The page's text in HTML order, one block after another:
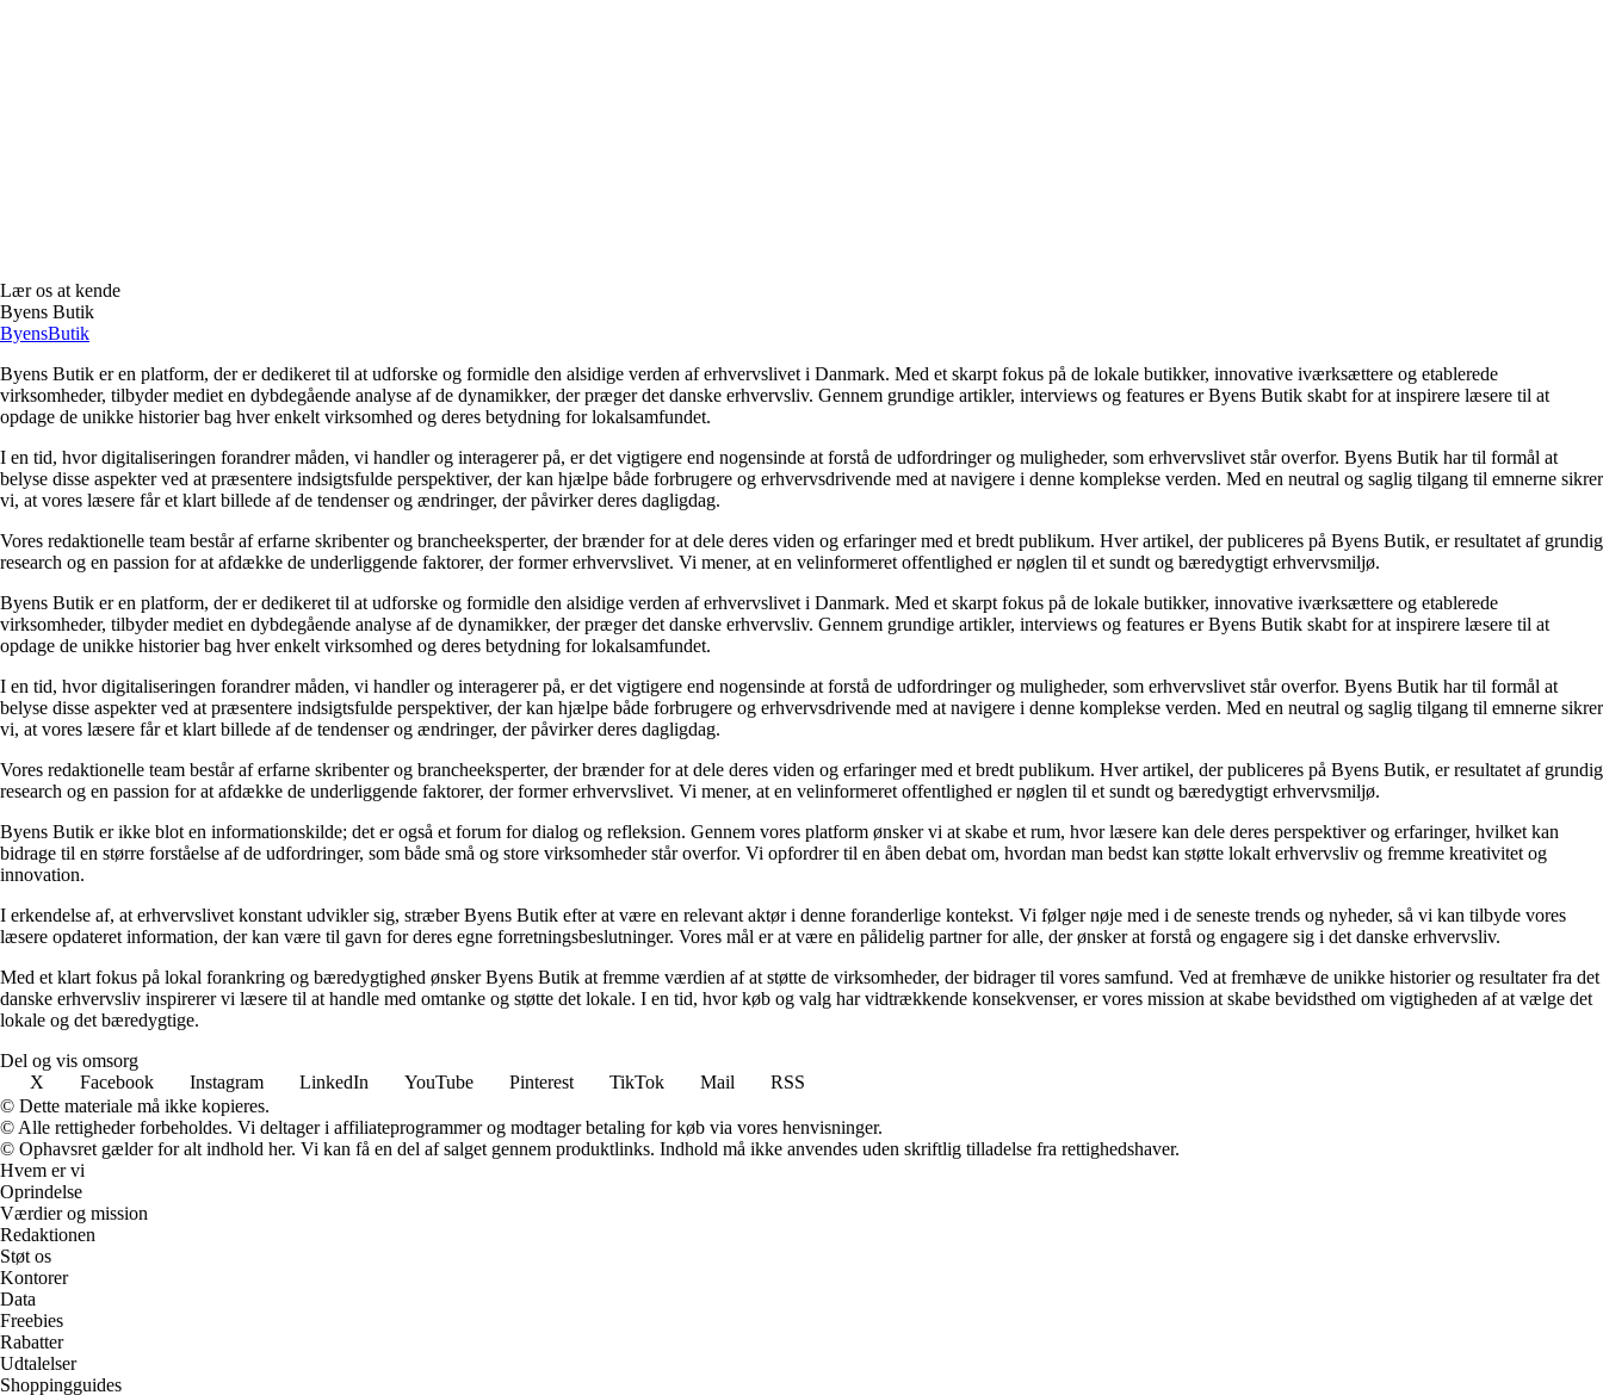
Lær os at kende
Byens Butik
ByensButik
Byens Butik er en platform, der er dedikeret til at udforske og formidle den alsidige verden af erhvervslivet i Danmark. Med et skarpt fokus på de lokale butikker, innovative iværksættere og etablerede
virksomheder, tilbyder mediet en dybdegående analyse af de dynamikker, der præger det danske erhvervsliv. Gennem grundige artikler, interviews og features er Byens Butik skabt for at inspirere læsere til at
opdage de unikke historier bag hver enkelt virksomhed og deres betydning for lokalsamfundet.
I en tid, hvor digitaliseringen forandrer måden, vi handler og interagerer på, er det vigtigere end nogensinde at forstå de udfordringer og muligheder, som erhvervslivet står overfor. Byens Butik har til formål at
belyse disse aspekter ved at præsentere indsigtsfulde perspektiver, der kan hjælpe både forbrugere og erhvervsdrivende med at navigere i denne komplekse verden. Med en neutral og saglig tilgang til emnerne sikrer
vi, at vores læsere får et klart billede af de tendenser og ændringer, der påvirker deres dagligdag.
Vores redaktionelle team består af erfarne skribenter og brancheeksperter, der brænder for at dele deres viden og erfaringer med et bredt publikum. Hver artikel, der publiceres på Byens Butik, er resultatet af grundig
research og en passion for at afdække de underliggende faktorer, der former erhvervslivet. Vi mener, at en velinformeret offentlighed er nøglen til et sundt og bæredygtigt erhvervsmiljø.
Byens Butik er en platform, der er dedikeret til at udforske og formidle den alsidige verden af erhvervslivet i Danmark. Med et skarpt fokus på de lokale butikker, innovative iværksættere og etablerede
virksomheder, tilbyder mediet en dybdegående analyse af de dynamikker, der præger det danske erhvervsliv. Gennem grundige artikler, interviews og features er Byens Butik skabt for at inspirere læsere til at
opdage de unikke historier bag hver enkelt virksomhed og deres betydning for lokalsamfundet.
I en tid, hvor digitaliseringen forandrer måden, vi handler og interagerer på, er det vigtigere end nogensinde at forstå de udfordringer og muligheder, som erhvervslivet står overfor. Byens Butik har til formål at
belyse disse aspekter ved at præsentere indsigtsfulde perspektiver, der kan hjælpe både forbrugere og erhvervsdrivende med at navigere i denne komplekse verden. Med en neutral og saglig tilgang til emnerne sikrer
vi, at vores læsere får et klart billede af de tendenser og ændringer, der påvirker deres dagligdag.
Vores redaktionelle team består af erfarne skribenter og brancheeksperter, der brænder for at dele deres viden og erfaringer med et bredt publikum. Hver artikel, der publiceres på Byens Butik, er resultatet af grundig
research og en passion for at afdække de underliggende faktorer, der former erhvervslivet. Vi mener, at en velinformeret offentlighed er nøglen til et sundt og bæredygtigt erhvervsmiljø.
Byens Butik er ikke blot en informationskilde; det er også et forum for dialog og refleksion. Gennem vores platform ønsker vi at skabe et rum, hvor læsere kan dele deres perspektiver og erfaringer, hvilket kan
bidrage til en større forståelse af de udfordringer, som både små og store virksomheder står overfor. Vi opfordrer til en åben debat om, hvordan man bedst kan støtte lokalt erhvervsliv og fremme kreativitet og
innovation.
I erkendelse af, at erhvervslivet konstant udvikler sig, stræber Byens Butik efter at være en relevant aktør i denne foranderlige kontekst. Vi følger nøje med i de seneste trends og nyheder, så vi kan tilbyde vores
læsere opdateret information, der kan være til gavn for deres egne forretningsbeslutninger. Vores mål er at være en pålidelig partner for alle, der ønsker at forstå og engagere sig i det danske erhvervsliv.
Med et klart fokus på lokal forankring og bæredygtighed ønsker Byens Butik at fremme værdien af at støtte de virksomheder, der bidrager til vores samfund. Ved at fremhæve de unikke historier og resultater fra det
danske erhvervsliv inspirerer vi læsere til at handle med omtanke og støtte det lokale. I en tid, hvor køb og valg har vidtrækkende konsekvenser, er vores mission at skabe bevidsthed om vigtigheden af at vælge det
lokale og det bæredygtige.
Del og vis omsorg
X
Facebook Instagram LinkedIn YouTube Pinterest TikTok Mail
RSS
© Dette materiale må ikke kopieres.
© Alle rettigheder forbeholdes. Vi deltager i affiliateprogrammer og modtager betaling for køb via vores henvisninger.
© Ophavsret gælder for alt indhold her. Vi kan få en del af salget gennem produktlinks. Indhold må ikke anvendes uden skriftlig tilladelse fra rettighedshaver.
Hvem er vi
Oprindelse
Værdier og mission
Redaktionen
Støt os
Kontorer
Data
Freebies
Rabatter
Udtalelser
Shoppingguides